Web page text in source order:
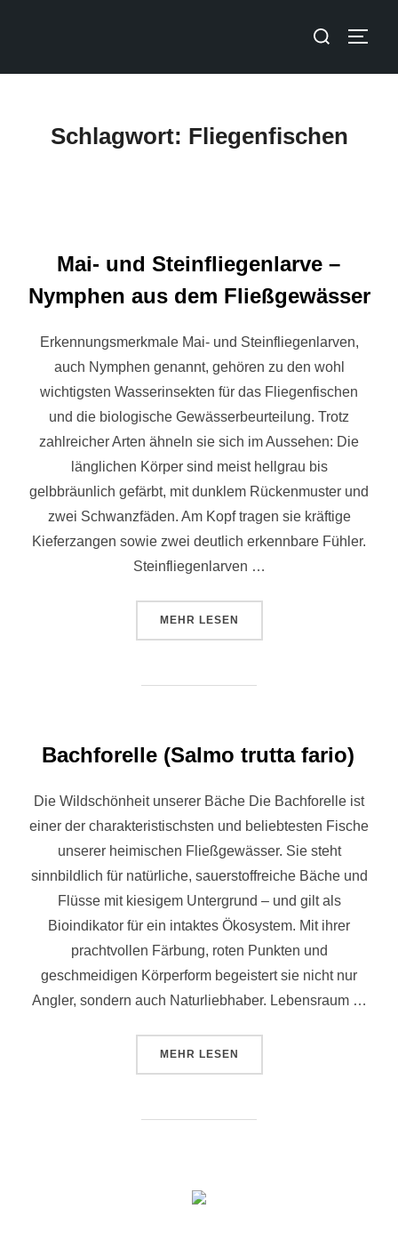
Schlagwort: Fliegenfischen
Mai- und Steinfliegenlarve –
Nymphen aus dem Fließgewässer
Erkennungsmerkmale Mai- und Steinfliegenlarven,
auch Nymphen genannt, gehören zu den wohl
wichtigsten Wasserinsekten für das Fliegenfischen
und die biologische Gewässerbeurteilung. Trotz
zahlreicher Arten ähneln sie sich im Aussehen: Die
länglichen Körper sind meist hellgrau bis
gelbbräunlich gefärbt, mit dunklem Rückenmuster und
zwei Schwanzfäden. Am Kopf tragen sie kräftige
Kieferzangen sowie zwei deutlich erkennbare Fühler.
Steinfliegenlarven …
MEHR LESEN
Bachforelle (Salmo trutta fario)
Die Wildschönheit unserer Bäche Die Bachforelle ist
einer der charakteristischsten und beliebtesten Fische
unserer heimischen Fließgewässer. Sie steht
sinnbildlich für natürliche, sauerstoffreiche Bäche und
Flüsse mit kiesigem Untergrund – und gilt als
Bioindikator für ein intaktes Ökosystem. Mit ihrer
prachtvollen Färbung, roten Punkten und
geschmeidigen Körperform begeistert sie nicht nur
Angler, sondern auch Naturliebhaber. Lebensraum …
MEHR LESEN